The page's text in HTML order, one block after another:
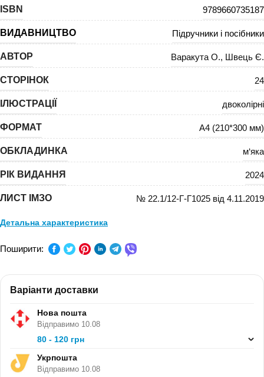
ISBN 9789660735187
ВИДАВНИЦТВО Підручники і посібники
АВТОР Варакута О., Швець Є.
СТОРІНОК 24
ІЛЮСТРАЦІЇ двоколірні
ФОРМАТ А4 (210*300 мм)
ОБКЛАДИНКА м‘яка
РІК ВИДАННЯ 2024
ЛИСТ ІМЗО № 22.1/12-Г-Г1025 від 4.11.2019
Детальна характеристика
ПРЕДМЕТ:
СЕРІЯ:
В ПАЧЦІ (ШТ):
Поширити:
Варіанти доставки
Нова пошта
Відправимо 10.08
80 - 120 грн
Укрпошта
Відправимо 10.08